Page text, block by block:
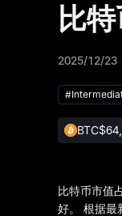
比
2025/12/23
BTC
比特币市值
好。 根据最